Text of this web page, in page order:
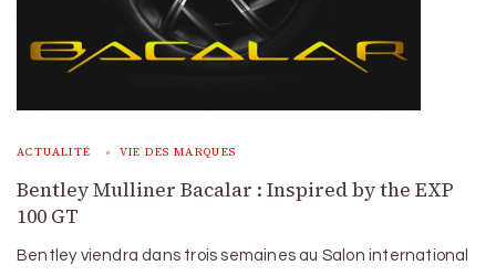
ACTUALITÉ VIE DES MARQUES
Bentley Mulliner Bacalar : Inspired by the EXP
100 GT
Bentley viendra dans trois semaines au Salon international